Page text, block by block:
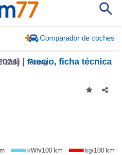
Comparador de coches
2024 Touring
|Precio, ficha técnica
kWh/100 km
kg/100 km